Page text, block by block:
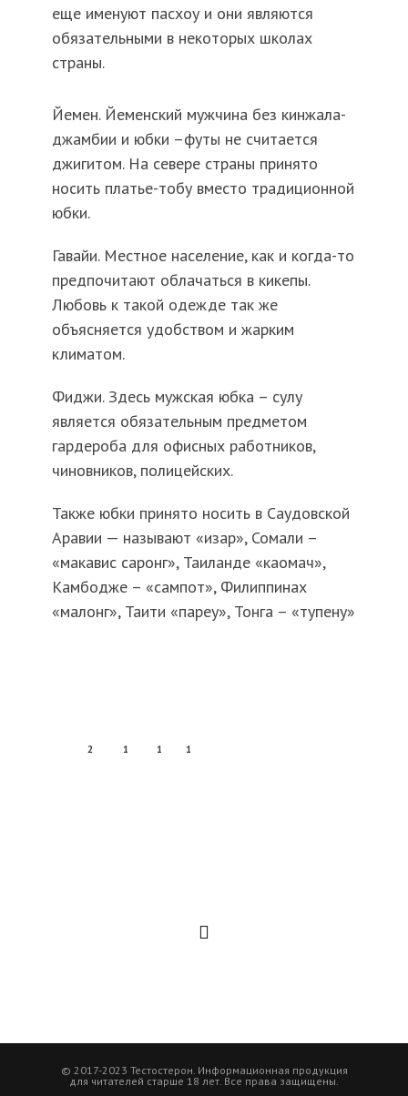
еще именуют пасхоу и они являются
обязательными в некоторых школах
страны.
Йемен. Йеменский мужчина без кинжала-
джамбии и юбки –футы не считается
джигитом. На севере страны принято
носить платье-тобу вместо традиционной
юбки.
Гавайи. Местное население, как и когда-то
предпочитают облачаться в кикепы.
Любовь к такой одежде так же
объясняется удобством и жарким
климатом.
Фиджи. Здесь мужская юбка – сулу
является обязательным предметом
гардероба для офисных работников,
чиновников, полицейских.
Также юбки принято носить в Саудовской
Аравии — называют «изар», Сомали –
«макавис саронг», Таиланде «каомач»,
Камбодже – «сампот», Филиппинах
«малонг», Таити «пареу», Тонга – «тупену»
2 1 1 1
© 2017-2023 Тестостерон. Информационная продукция
для читателей старше 18 лет. Все права защищены.